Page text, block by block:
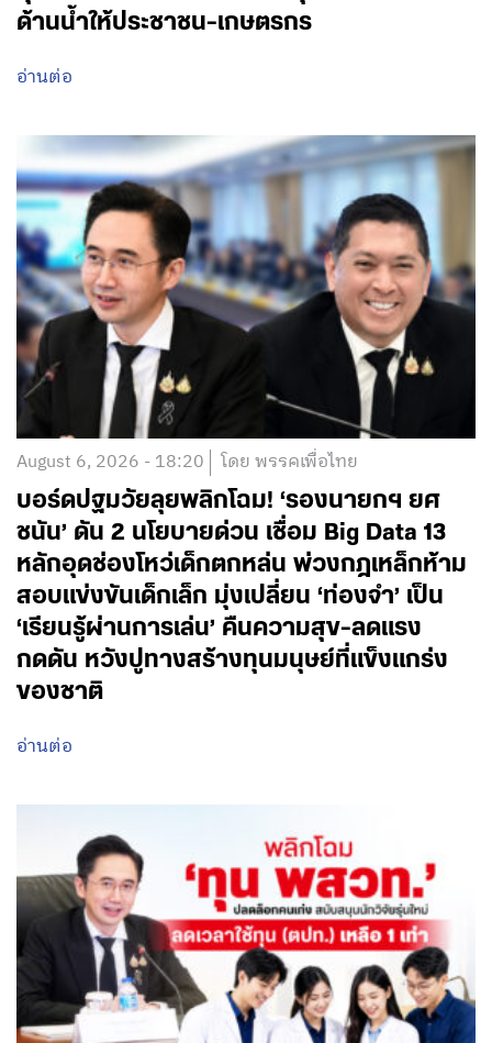
ด้านน้ำให้ประชาชน-เกษตรกร
อ่านต่อ
August 6, 2026 - 18:20 โดย พรรคเพื่อไทย
บอร์ดปฐมวัยลุยพลิกโฉม! ‘รองนายกฯ ยศ
ชนัน’ ดัน 2 นโยบายด่วน เชื่อม Big Data 13
หลักอุดช่องโหว่เด็กตกหล่น พ่วงกฎเหล็กห้าม
สอบแข่งขันเด็กเล็ก มุ่งเปลี่ยน ‘ท่องจำ’ เป็น
‘เรียนรู้ผ่านการเล่น’ คืนความสุข-ลดแรง
กดดัน หวังปูทางสร้างทุนมนุษย์ที่แข็งแกร่ง
ของชาติ
อ่านต่อ